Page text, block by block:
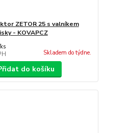
ZETOR 25 s valníkem
- KOVAPCZ
ks
Skladem do týdne.
do košíku